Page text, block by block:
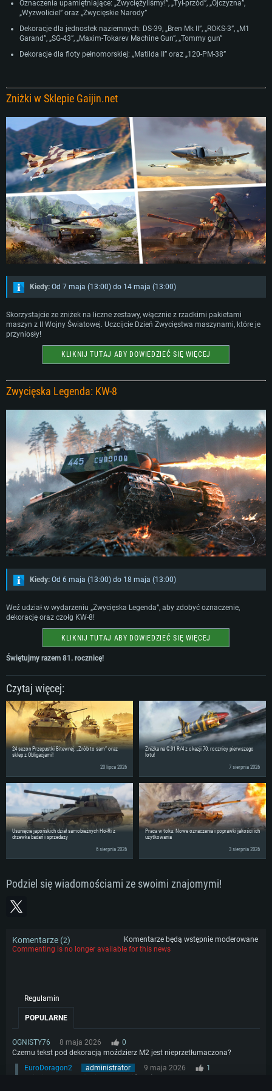
Oznaczenia upamiętniające: „Zwyciężyliśmy!”, „Tył-przód”, „Ojczyzna”,
„Wyzwoliciel” oraz „Zwycięskie Narody”
Dekoracje dla jednostek naziemnych: DS-39, „Bren Mk II”, „ROKS-3”, „M1
Garand”, „SG-43”, „Maxim-Tokarev Machine Gun”, „Tommy gun”
Dekoracje dla floty pełnomorskiej: „Matilda II” oraz „120-PM-38”
Zniżki w Sklepie Gaijin.net
Kiedy: Od 7 maja (13:00) do 14 maja (13:00)
Skorzystajcie ze zniżek na liczne zestawy, włącznie z rzadkimi pakietami
maszyn z II Wojny Światowej. Uczcijcie Dzień Zwycięstwa maszynami, które je
przyniosły!
KLIKNIJ TUTAJ ABY DOWIEDZIEĆ SIĘ WIĘCEJ
Zwycięska Legenda: KW-8
Kiedy: Od 6 maja (13:00) do 18 maja (13:00)
Weź udział w wydarzeniu „Zwycięska Legenda”, aby zdobyć oznaczenie,
dekorację oraz czołg KW-8!
KLIKNIJ TUTAJ ABY DOWIEDZIEĆ SIĘ WIĘCEJ
Świętujmy razem 81. rocznicę!
Czytaj więcej:
24 sezon Przepustki Bitewnej: „Zrób to sam” oraz
sklep z Obligacjami!
20 lipca 2026
Zniżka na G.91 R/4 z okazji 70. rocznicy pierwszego
lotu!
7 sierpnia 2026
Usunięcie japońskich dział samobieżnych Ho-Ri z
drzewka badań i sprzedaży
6 sierpnia 2026
Praca w toku: Nowe oznaczenia i poprawki jakości ich
użytkowania
3 sierpnia 2026
Podziel się wiadomościami ze swoimi znajomymi!
Komentarze (2)
Komentarze będą wstępnie moderowane
Commenting is no longer available for this news
Regulamin
POPULARNE
OGNISTY76 8 maja 2026
0
Czemu tekst pod dekoracją moździerz M2 jest nieprzetłumaczona?
EuroDoragon2
administrator 9 maja 2026
1